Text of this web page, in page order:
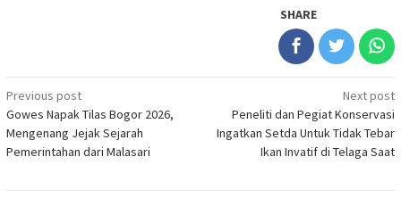
SHARE
Post
navigation
Previous post
Gowes Napak Tilas Bogor 2026,
Mengenang Jejak Sejarah
Pemerintahan dari Malasari
Next post
Peneliti dan Pegiat Konservasi
Ingatkan Setda Untuk Tidak Tebar
Ikan Invatif di Telaga Saat